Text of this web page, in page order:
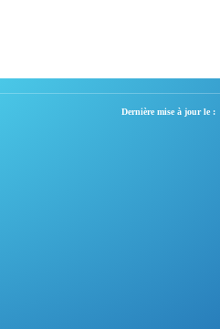
Dernière mise à jour le :